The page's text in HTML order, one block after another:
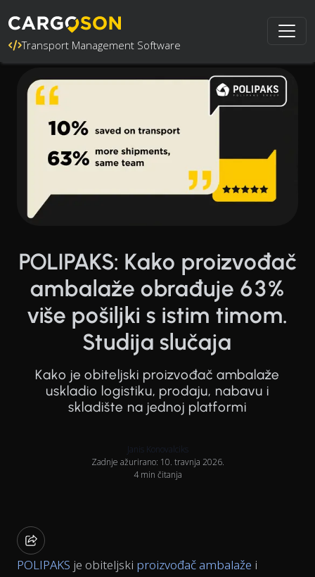
Transport Management Software
POLIPAKS: Kako proizvođač
ambalaže obrađuje 63%
više pošiljki s istim timom.
Studija slučaja
Kako je obiteljski proizvođač ambalaže
uskladio logistiku, prodaju, nabavu i
skladište na jednoj platformi
Janis Konovalciks
Zadnje ažurirano: 10. travnja 2026.
4 min čitanja
POLIPAKS je obiteljski proizvođač ambalaže i